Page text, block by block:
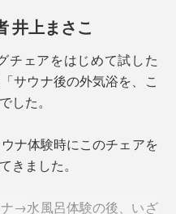
】
もう一方の手は肘掛けに
井上まさこ
チェアをはじめて試した
サウナ後の外気浴を、こ
した。
ナ体験時にこのチェアを
きました。
→水風呂体験の後、いざ